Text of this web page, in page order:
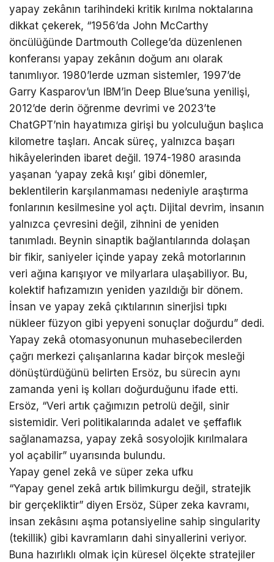
yapay zekânın tarihindeki kritik kırılma noktalarına
dikkat çekerek, “1956’da John McCarthy
öncülüğünde Dartmouth College’da düzenlenen
konferansı yapay zekânın doğum anı olarak
tanımlıyor. 1980’lerde uzman sistemler, 1997’de
Garry Kasparov’un IBM’in Deep Blue’suna yenilişi,
2012’de derin öğrenme devrimi ve 2023’te
ChatGPT’nin hayatımıza girişi bu yolculuğun başlıca
kilometre taşları. Ancak süreç, yalnızca başarı
hikâyelerinden ibaret değil. 1974-1980 arasında
yaşanan ‘yapay zekâ kışı’ gibi dönemler,
beklentilerin karşılanmaması nedeniyle araştırma
fonlarının kesilmesine yol açtı. Dijital devrim, insanın
yalnızca çevresini değil, zihnini de yeniden
tanımladı. Beynin sinaptik bağlantılarında dolaşan
bir fikir, saniyeler içinde yapay zekâ motorlarının
veri ağına karışıyor ve milyarlara ulaşabiliyor. Bu,
kolektif hafızamızın yeniden yazıldığı bir dönem.
İnsan ve yapay zekâ çıktılarının sinerjisi tıpkı
nükleer füzyon gibi yepyeni sonuçlar doğurdu” dedi.
Yapay zekâ otomasyonunun muhasebecilerden
çağrı merkezi çalışanlarına kadar birçok mesleği
dönüştürdüğünü belirten Ersöz, bu sürecin aynı
zamanda yeni iş kolları doğurduğunu ifade etti.
Ersöz, “Veri artık çağımızın petrolü değil, sinir
sistemidir. Veri politikalarında adalet ve şeffaflık
sağlanamazsa, yapay zekâ sosyolojik kırılmalara
yol açabilir” uyarısında bulundu.
Yapay genel zekâ ve süper zeka ufku
“Yapay genel zekâ artık bilimkurgu değil, stratejik
bir gerçekliktir” diyen Ersöz, Süper zeka kavramı,
insan zekâsını aşma potansiyeline sahip singularity
(tekillik) gibi kavramların dahi sinyallerini veriyor.
Buna hazırlıklı olmak için küresel ölçekte stratejiler